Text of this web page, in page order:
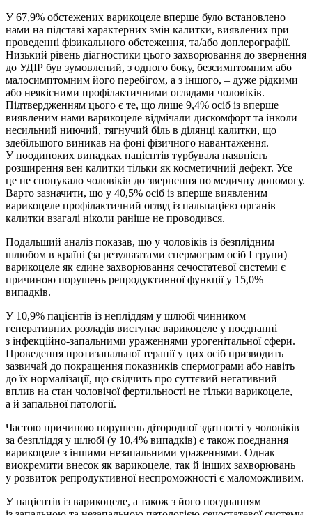
У 67,9% обстежених варикоцеле вперше було встановлено
нами на підставі характерних змін калитки, виявлених при
проведенні фізикального обстеження, та/або доплерографії.
Низький рівень діагностики цього захворювання до звернення
до УДІР був зумовлений, з одного боку, безсимптомним або
малосимптомним його перебігом, а з іншого, – дуже рідкими
або неякісними профілактичними оглядами чоловіків.
Підтвердженням цього є те, що лише 9,4% осіб із вперше
виявленим нами варикоцеле відмічали дискомфорт та інколи
несильний ниючий, тягнучий біль в ділянці калитки, що
здебільшого виникав на фоні фізичного навантаження.
У поодиноких випадках пацієнтів турбувала наявність
розширення вен калитки тільки як косметичний дефект. Усе
це не спонукало чоловіків до звернення по медичну допомогу.
Варто зазначити, що у 40,5% осіб із вперше виявленим
варикоцеле профілактичний огляд із пальпацією органів
калитки взагалі ніколи раніше не проводився.
Подальший аналіз показав, що у чоловіків із безплідним
шлюбом в країні (за результатами спермограм осіб І групи)
варикоцеле як єдине захворювання сечостатевої системи є
причиною порушень репродуктивної функції у 15,0%
випадків.
У 10,9% пацієнтів із непліддям у шлюбі чинником
генеративних розладів виступає варикоцеле у поєднанні
з інфекційно-запальними ураженнями урогенітальної сфери.
Проведення протизапальної терапії у цих осіб призводить
зазвичай до покращення показників спермограми або навіть
до їх нормалізації, що свідчить про суттєвий негативний
вплив на стан чоловічої фертильності не тільки варикоцеле,
а й запальної патології.
Частою причиною порушень дітородної здатності у чоловіків
за безпліддя у шлюбі (у 10,4% випадків) є також поєднання
варикоцеле з іншими незапальними ураженнями. Однак
виокремити внесок як варикоцеле, так й інших захворювань
у розвиток репродуктивної неспроможності є маломожливим.
У пацієнтів із варикоцеле, а також з його поєднанням